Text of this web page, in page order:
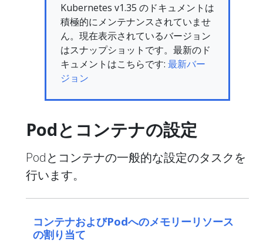
Kubernetes v1.35 のドキュメントは
積極的にメンテナンスされていませ
ん。現在表示されているバージョン
はスナップショットです。最新のド
キュメントはこちらです: 最新バー
ジョン
Podとコンテナの設定
Podとコンテナの一般的な設定のタスクを
行います。
コンテナおよびPodへのメモリーリソース
の割り当て